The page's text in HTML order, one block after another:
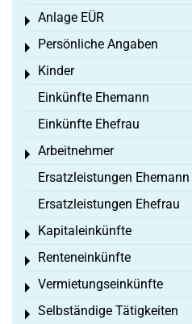
Anlage EÜR
Toggle menu
Persönliche Angaben
Toggle menu
Kinder
Toggle menu
Einkünfte Ehemann
Einkünfte Ehefrau
Arbeitnehmer
Toggle menu
Ersatzleistungen Ehemann
Ersatzleistungen Ehefrau
Kapitaleinkünfte
Toggle menu
Renteneinkünfte
Toggle menu
Vermietungseinkünfte
Toggle menu
Selbständige Tätigkeiten
Toggle menu